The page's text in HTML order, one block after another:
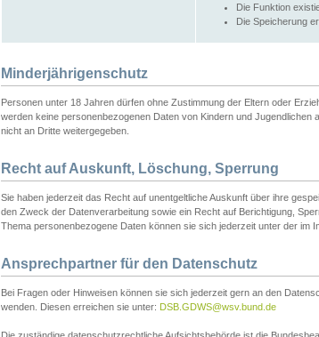
Die Funktion
Die Speicherung
Minderjährigenschutz
Personen unter 18 Jahren dürfen ohne Zustimmung der Eltern oder
werden keine personenbezogenen Daten von Kindern und
nicht an Dritte weitergegeben.
Recht auf Auskunft, Löschung, Sperrung
Sie haben jederzeit das Recht auf unentgeltliche Auskunft über ihre
den Zweck der Datenverarbeitung sowie ein Recht auf Berichtigung,
Thema personenbezogene Daten können sie sich jederzeit unter der im
Ansprechpartner für den Datenschutz
Bei Fragen oder Hinweisen können sie sich jederzeit gern an den
wenden. Diesen erreichen sie unter: DSB.GDWS@wsv.bund.de